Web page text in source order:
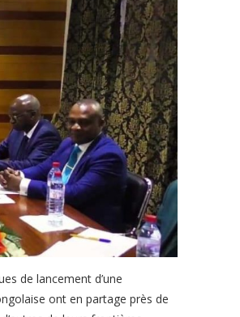
de lancement d’une
ont en partage près de